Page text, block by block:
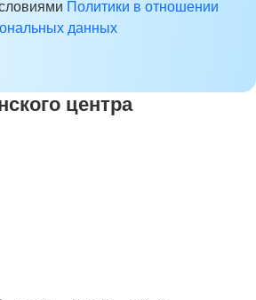
Политики в отношении
данных
центра